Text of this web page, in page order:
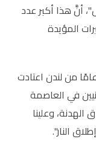
أنَّ هذا أكبر عدد
المؤيدة
وقالت صوفي مايسن، وهي امرأة تبلغ 50 عامًا من لندن اعتادت
في العاصمة
الهدنة، وعلينا
النار".